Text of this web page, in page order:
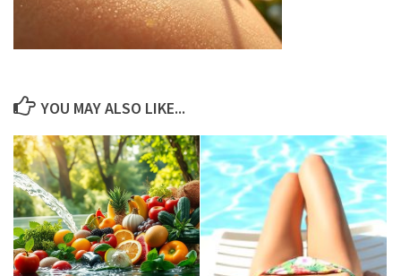
YOU MAY ALSO LIKE...